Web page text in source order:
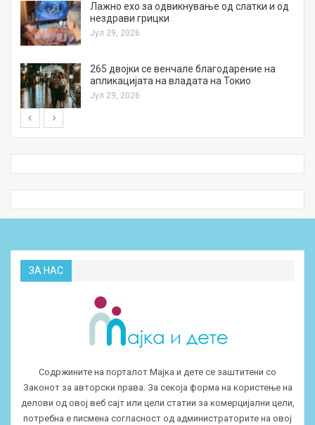
Лажно ехо за одвикнување од слатки и од
нездрави грицки
Јул 29, 2026
265 двојки се венчале благодарение на
апликацијата на владата на Токио
Јул 29, 2026
ЗА НАС
Содржините на порталот Мајка и дете се заштитени со
Законот за авторски права. За секоја форма на користење на
делови од овој веб сајт или цели статии за комерцијални цели,
потребна е писмена согласност од администраторите на овој